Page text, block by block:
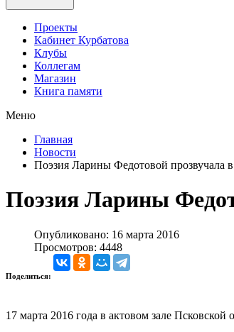
Проекты
Кабинет Курбатова
Клубы
Коллегам
Магазин
Книга памяти
Меню
Главная
Новости
Поэзия Ларины Федотовой прозвучала
Поэзия Ларины
Опубликовано: 16 марта 2016
Просмотров: 4448
Поделиться:
17 марта 2016 года в актовом зале